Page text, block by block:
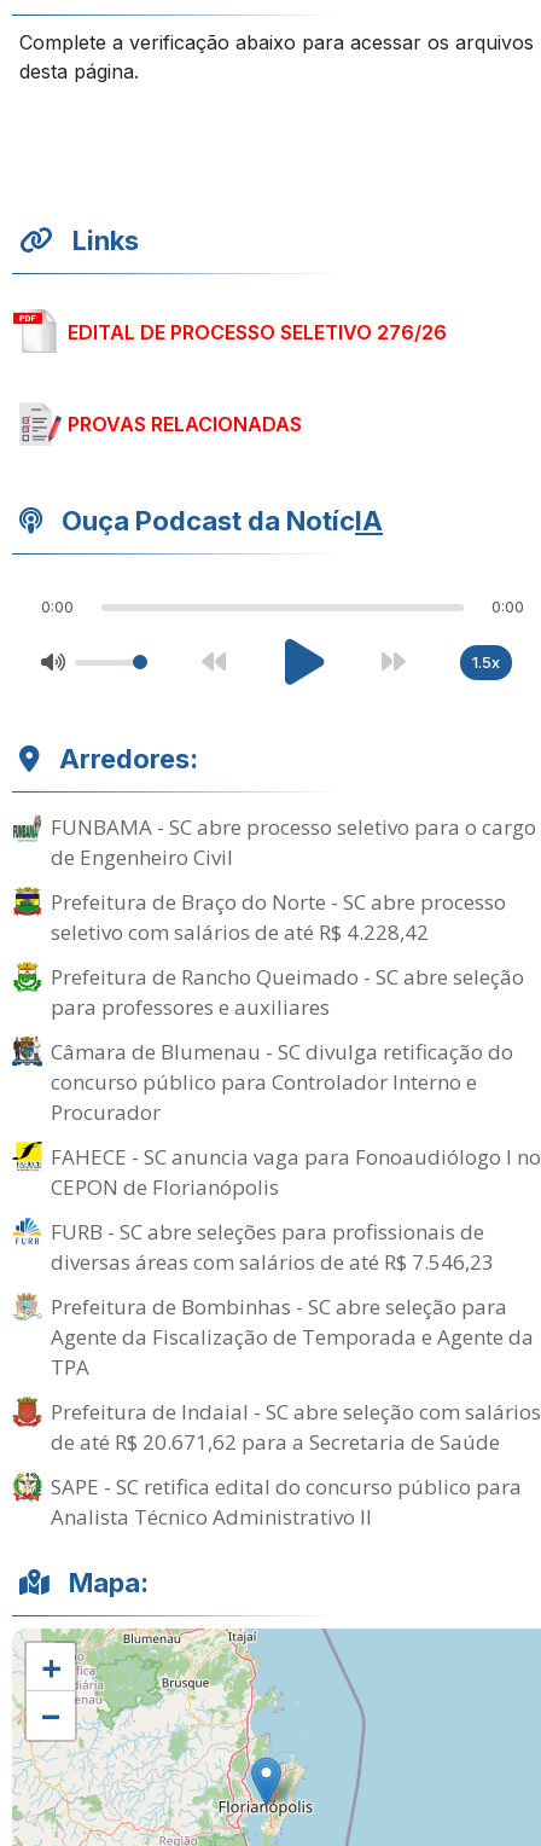
Complete a verificação abaixo para acessar os arquivos
desta página.
Links
EDITAL DE PROCESSO SELETIVO 276/26
PROVAS RELACIONADAS
Ouça Podcast da NotícIA
0:00 0:00
1.5x
Arredores:
FUNBAMA - SC abre processo seletivo para o cargo
de Engenheiro Civil
Prefeitura de Braço do Norte - SC abre processo
seletivo com salários de até R$ 4.228,42
Prefeitura de Rancho Queimado - SC abre seleção
para professores e auxiliares
Câmara de Blumenau - SC divulga retificação do
concurso público para Controlador Interno e
Procurador
FAHECE - SC anuncia vaga para Fonoaudiólogo I no
CEPON de Florianópolis
FURB - SC abre seleções para profissionais de
diversas áreas com salários de até R$ 7.546,23
Prefeitura de Bombinhas - SC abre seleção para
Agente da Fiscalização de Temporada e Agente da
TPA
Prefeitura de Indaial - SC abre seleção com salários
de até R$ 20.671,62 para a Secretaria de Saúde
SAPE - SC retifica edital do concurso público para
Analista Técnico Administrativo II
Mapa:
+
−